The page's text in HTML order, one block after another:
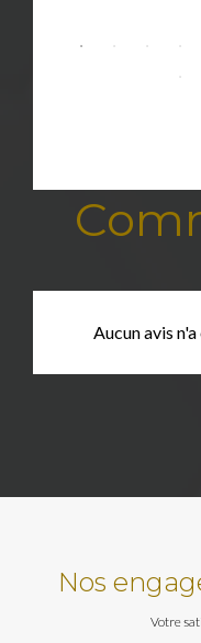
Aucun avis
Nos
Votre